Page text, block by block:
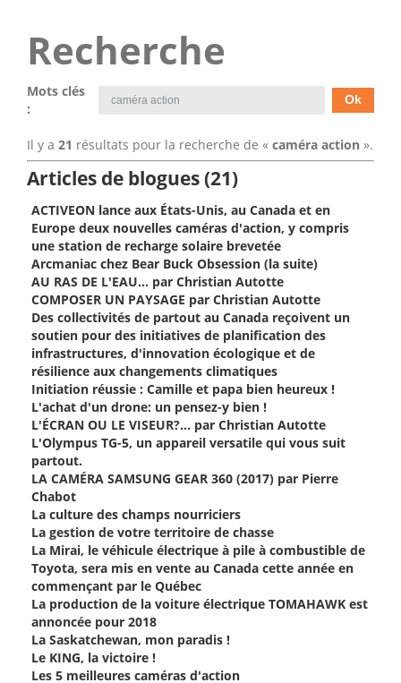
Recherche
Mots clés
:
Il y a 21 résultats pour la recherche de « caméra action ».
Articles de blogues (21)
ACTIVEON lance aux États-Unis, au Canada et en
Europe deux nouvelles caméras d'action, y compris
une station de recharge solaire brevetée
Arcmaniac chez Bear Buck Obsession (la suite)
AU RAS DE L'EAU… par Christian Autotte
COMPOSER UN PAYSAGE par Christian Autotte
Des collectivités de partout au Canada reçoivent un
soutien pour des initiatives de planification des
infrastructures, d'innovation écologique et de
résilience aux changements climatiques
Initiation réussie : Camille et papa bien heureux !
L'achat d'un drone: un pensez-y bien !
L'ÉCRAN OU LE VISEUR?... par Christian Autotte
L'Olympus TG-5, un appareil versatile qui vous suit
partout.
LA CAMÉRA SAMSUNG GEAR 360 (2017) par Pierre
Chabot
La culture des champs nourriciers
La gestion de votre territoire de chasse
La Mirai, le véhicule électrique à pile à combustible de
Toyota, sera mis en vente au Canada cette année en
commençant par le Québec
La production de la voiture électrique TOMAHAWK est
annoncée pour 2018
La Saskatchewan, mon paradis !
Le KING, la victoire !
Les 5 meilleures caméras d'action